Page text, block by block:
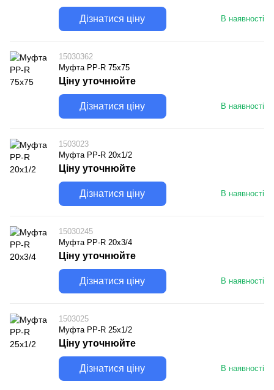
В наявності
Дізнатися ціну
15030362
Муфта PP-R 75х75
В наявності
Ціну уточнюйте
Дізнатися ціну
1503023
Муфта PP-R 20х1/2
В наявності
Ціну уточнюйте
Дізнатися ціну
15030245
Муфта PP-R 20х3/4
В наявності
Ціну уточнюйте
Дізнатися ціну
1503025
Муфта PP-R 25х1/2
В наявності
Ціну уточнюйте
Дізнатися ціну